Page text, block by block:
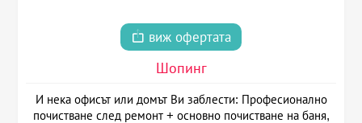
виж офертата
Шопинг
И нека офисът или домът Ви заблести: Професионално
почистване след ремонт + основно почистване на баня,